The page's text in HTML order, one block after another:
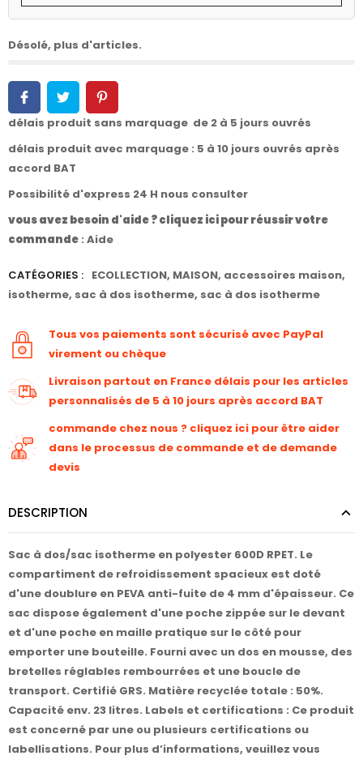
Désolé, plus d'articles.
délais produit sans marquage de 2 à 5 jours ouvrés
délais produit avec marquage : 5 à 10 jours ouvrés après
accord BAT
Possibilité d'express 24 H nous consulter
vous avez besoin d'aide ? cliquez ici pour réussir votre
commande : Aide
CATÉGORIES : ECOLLECTION, MAISON, accessoires maison,
isotherme, sac à dos isotherme, sac à dos isotherme
Tous vos paiements sont sécurisé avec PayPal
virement ou chèque
Livraison partout en France délais pour les articles
personnalisés de 5 à 10 jours après accord BAT
commande chez nous ? cliquez ici pour être aider
dans le processus de commande et de demande
devis
DESCRIPTION
Sac à dos/sac isotherme en polyester 600D RPET. Le
compartiment de refroidissement spacieux est doté
d'une doublure en PEVA anti-fuite de 4 mm d'épaisseur. Ce
sac dispose également d'une poche zippée sur le devant
et d'une poche en maille pratique sur le côté pour
emporter une bouteille. Fourni avec un dos en mousse, des
bretelles réglables rembourrées et une boucle de
transport. Certifié GRS. Matière recyclée totale : 50%.
Capacité env. 23 litres. Labels et certifications : Ce produit
est concerné par une ou plusieurs certifications ou
labellisations. Pour plus d’informations, veuillez vous